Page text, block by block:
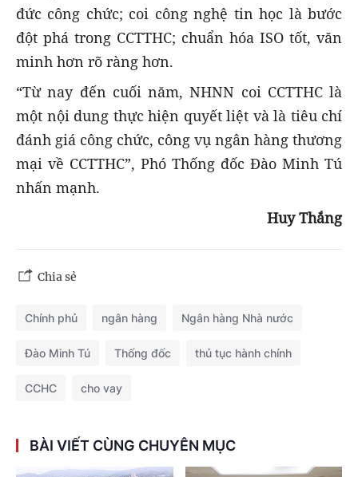
đức công chức; coi công nghệ tin học là bước
đột phá trong CCTTHC; chuẩn hóa ISO tốt, văn
minh hơn rõ ràng hơn.
“Từ nay đến cuối năm, NHNN coi CCTTHC là
một nội dung thực hiện quyết liệt và là tiêu chí
đánh giá công chức, công vụ ngân hàng thương
mại về CCTTHC”, Phó Thống đốc Đào Minh Tú
nhấn mạnh.
Huy Thắng
Chia sẻ
Chính phủ ngân hàng Ngân hàng Nhà nước
Đào Minh Tú Thống đốc thủ tục hành chính
CCHC cho vay
BÀI VIẾT CÙNG CHUYÊN MỤC